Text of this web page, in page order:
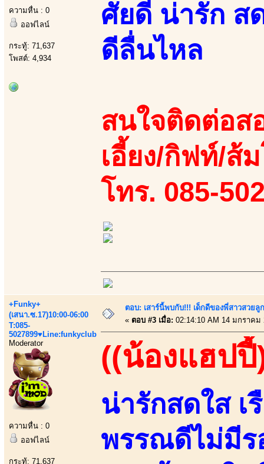
ความหื่น : 0
ออฟไลน์
กระทู้: 71,637
โพสต์: 4,934
ศัยดี น่ารัก ส
ดีลื่นไหล
สนใจติดต่อส
เอี้ยง/กิฟท์/ส้
โทร. 085-
+Funky+
(เสนา.ซ.17)10:00-06:00
T:085-
5027899♥Line:funkyclub
Moderator
ความหื่น : 0
ออฟไลน์
กระทู้: 71,637
ตอบ: เสาร์นี้พบกับ!!! เด็กดีของพี่สาวสวยลู
« ตอบ #3 เมื่อ: 02:14:10 AM 14 มกราคม
((น้องแฮปปี้
น่ารักสดใส เ
พรรณดีไม่มีร